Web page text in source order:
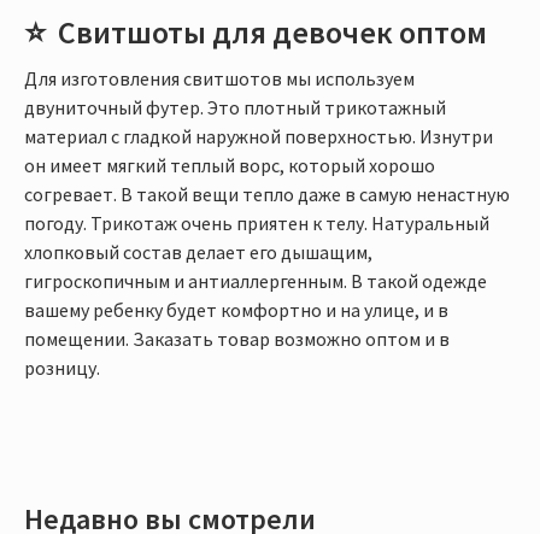
Свитшоты для девочек оптом
Для изготовления свитшотов мы используем
двуниточный футер. Это плотный трикотажный
материал с гладкой наружной поверхностью. Изнутри
он имеет мягкий теплый ворс, который хорошо
согревает. В такой вещи тепло даже в самую ненастную
погоду. Трикотаж очень приятен к телу. Натуральный
хлопковый состав делает его дышащим,
гигроскопичным и антиаллергенным. В такой одежде
вашему ребенку будет комфортно и на улице, и в
помещении. Заказать товар возможно оптом и в
розницу.
Недавно вы смотрели